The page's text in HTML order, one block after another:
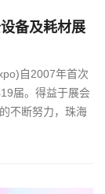
备及耗材展
自2007年首次
届。得益于展会
不断努力，珠海